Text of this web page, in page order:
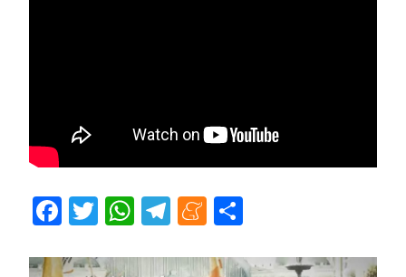
Facebook
Twitter
WhatsApp
Telegram
Meneame